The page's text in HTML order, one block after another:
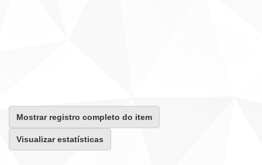
Mostrar registro completo do item
Visualizar estatísticas